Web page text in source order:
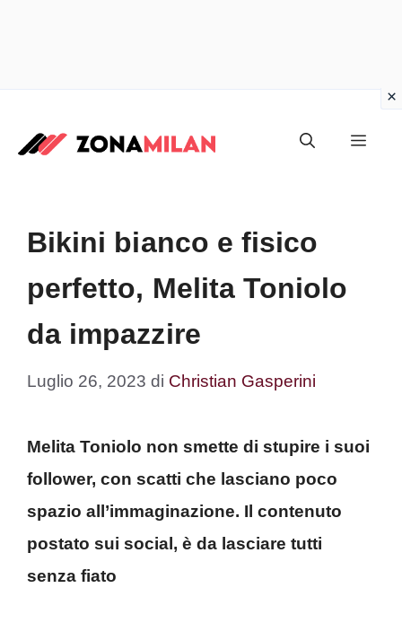
Bikini bianco e fisico
perfetto, Melita Toniolo
da impazzire
Luglio 26, 2023 di Christian Gasperini
Melita Toniolo non smette di stupire i suoi
follower, con scatti che lasciano poco
spazio all’immaginazione. Il contenuto
postato sui social, è da lasciare tutti
senza fiato